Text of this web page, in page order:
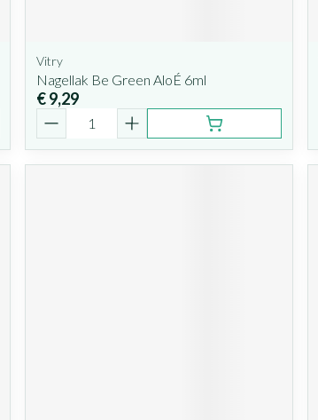
Vitry
Nagellak Be Green AloÉ 6ml
€ 9,29